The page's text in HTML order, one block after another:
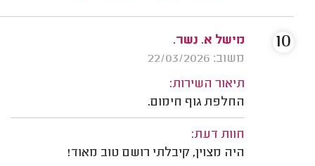
מישל א. נשר.
משוב: 22/03/2026
תיאור השירות:
החלפת גוף חימום.
חוות דעת:
היה מצוין, קיבלתי רושם טוב מאוד!
10